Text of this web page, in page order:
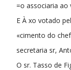
=o associaria
E À xo votado
«cimento do
secretaria sr,
O sr. Tasso de